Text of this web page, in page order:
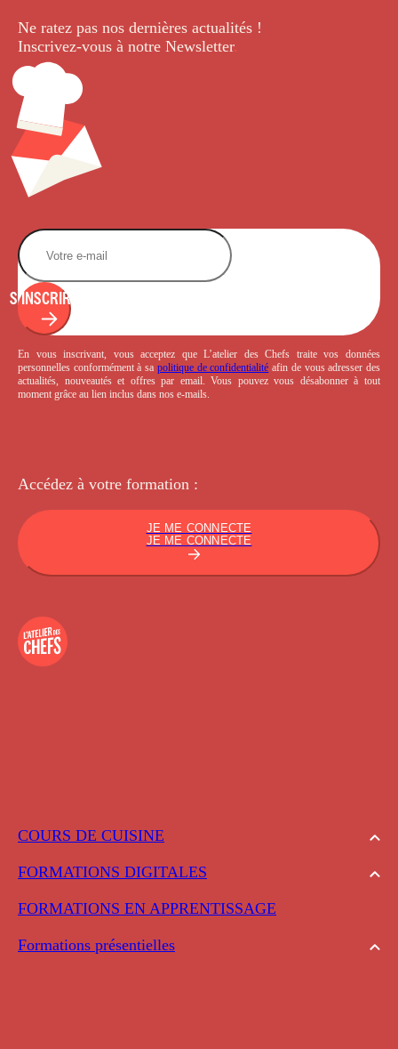
COURS DE CUISINE
FORMATIONS DIGITALES
FORMATIONS EN APPRENTISSAGE
Formations présentielles
Ne ratez pas nos dernières actualités !
Inscrivez-vous à notre Newsletter.
S'INSCRIRE
En vous inscrivant, vous acceptez que L’atelier des Chefs traite vos données
personnelles conformément à sa politique de confidentialité afin de vous adresser des
actualités, nouveautés et offres par email. Vous pouvez vous désabonner à tout
moment grâce au lien inclus dans nos e-mails.
Accédez à votre formation :
JE ME CONNECTE
JE ME CONNECTE